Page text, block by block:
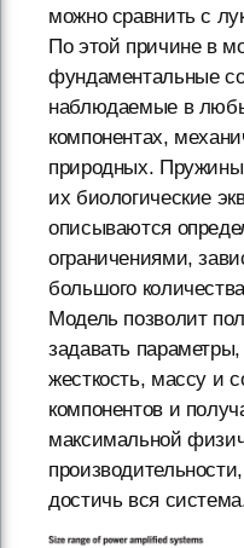
можно сравнить с
По этой причине в
фундаментальные
наблюдаемые в
компонентах,
природных.
их биологические
описываются
ограничениями,
большого
Модель позволит
задавать
жесткость, массу и
компонентов и
максимальной
достичь вся